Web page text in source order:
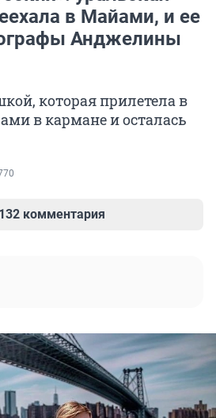
в Майами, и ее
Анджелины
которая прилетела в
в кармане и осталась
132 комментария